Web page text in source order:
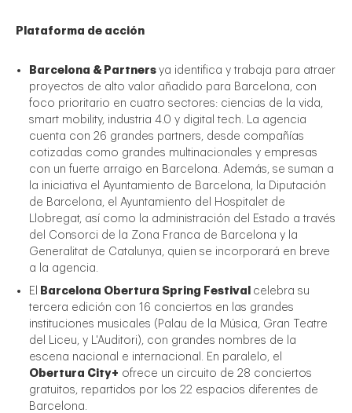
Plataforma de acción
Barcelona & Partners ya identifica y trabaja para atraer
proyectos de alto valor añadido para Barcelona, con
foco prioritario en cuatro sectores: ciencias de la vida,
smart mobility, industria 4.0 y digital tech. La agencia
cuenta con 26 grandes partners, desde compañías
cotizadas como grandes multinacionales y empresas
con un fuerte arraigo en Barcelona. Además, se suman a
la iniciativa el Ayuntamiento de Barcelona, la Diputación
de Barcelona, el Ayuntamiento del Hospitalet de
Llobregat, así como la administración del Estado a través
del Consorci de la Zona Franca de Barcelona y la
Generalitat de Catalunya, quien se incorporará en breve
a la agencia.
El Barcelona Obertura Spring Festival celebra su
tercera edición con 16 conciertos en las grandes
instituciones musicales (Palau de la Música, Gran Teatre
del Liceu, y L'Auditori), con grandes nombres de la
escena nacional e internacional. En paralelo, el
Obertura City+ ofrece un circuito de 28 conciertos
gratuitos, repartidos por los 22 espacios diferentes de
Barcelona.